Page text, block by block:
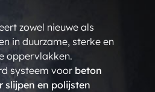
zowel nieuwe als
in duurzame, sterke en
oppervlakken.
systeem voor beton
slijpen en polijsten